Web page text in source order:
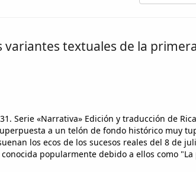
variantes textuales de la
Serie «Narrativa» Edición y traducción de
a un telón de fondo histórico muy
los ecos de los sucesos reales del 8 de
conocida popularmente debido a ellos como